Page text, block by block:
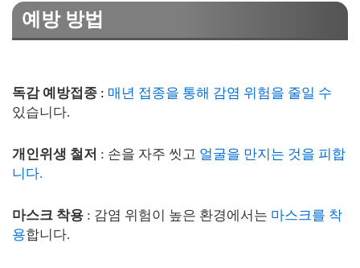
예방 방법
독감 예방접종 : 매년 접종을 통해 감염 위험을 줄일 수
있습니다.
개인위생 철저 : 손을 자주 씻고 얼굴을 만지는 것을 피합
니다.
마스크 착용 : 감염 위험이 높은 환경에서는 마스크를 착
용합니다.